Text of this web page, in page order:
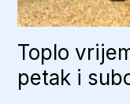
Toplo
petak i